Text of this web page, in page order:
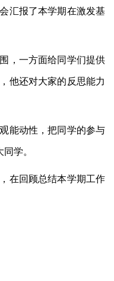
汇报了本学期在激发基
，一方面给同学们提供
他还对大家的反思能力
能动性，把同学的参与
学。
在回顾总结本学期工作